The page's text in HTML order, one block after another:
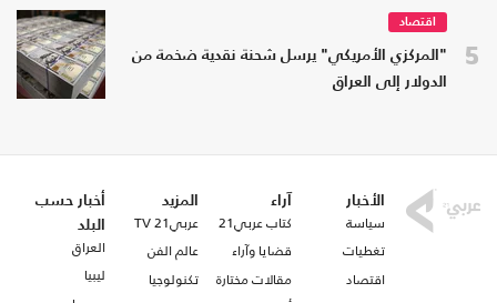
5
اقتصاد
"المركزي الأمريكي" يرسل شحنة نقدية ضخمة من
الدولار إلى العراق
الأخبار
سياسة
تغطيات
اقتصاد
آراء
كتاب عربي21
قضايا وآراء
مقالات مختارة
المزيد
عربي21 TV
عالم الفن
تكنولوجيا
أخبار حسب
البلد
العراق
ليبيا